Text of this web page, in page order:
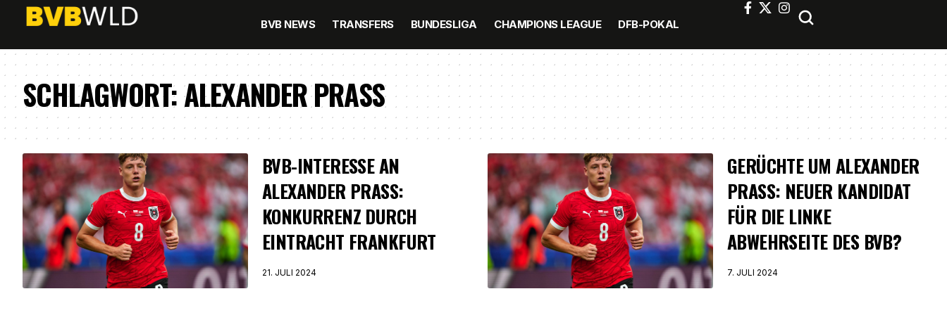
BVB NEWS TRANSFERS BUNDESLIGA CHAMPIONS LEAGUE DFB-POKAL
SCHLAGWORT:ALEXANDER PRASS
BVB-INTERESSE AN
ALEXANDER PRASS:
KONKURRENZ DURCH
EINTRACHT FRANKFURT
21. JULI 2024
GERÜCHTE UM ALEXANDER
PRASS: NEUER KANDIDAT
FÜR DIE LINKE
ABWEHRSEITE DES BVB?
7. JULI 2024